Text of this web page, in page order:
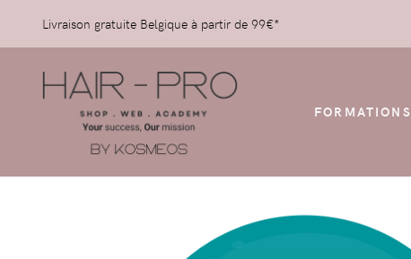
Livraison gratuite Belgique à partir de 99€*
FORMATIONS